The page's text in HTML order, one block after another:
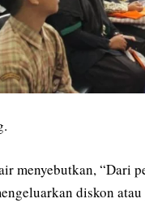
menyebutkan, “Dari
diskon